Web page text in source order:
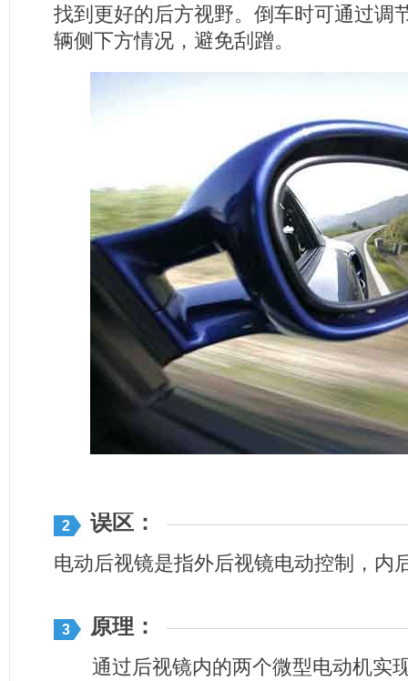
找到更好的后方视野。倒车时可通过调
辆侧下方情况，避免刮蹭。
2 误区：
电动后视镜是指外后视镜电动控制，内
3 原理：
通过后视镜内的两个微型电动机实